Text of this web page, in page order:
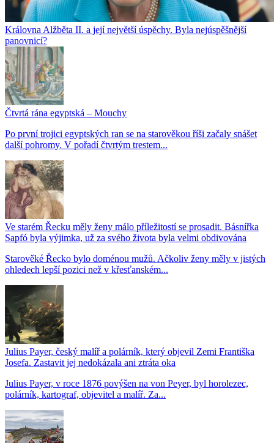
Královna Alžběta II. a její největší úspěchy. Byla nejúspěšnější
panovnicí?
Čtvrtá rána egyptská – Mouchy
Po první trojici egyptských ran se na starověkou říši začaly snášet
další pohromy. V pořadí čtvrtým trestem...
Ve starém Řecku měly ženy málo příležitostí se prosadit. Básnířka
Sapfó byla výjimka, už za svého života byla velmi obdivována
Starověké Řecko bylo doménou mužů. Ačkoliv ženy měly v jistých
ohledech lepší pozici než v křesťanském...
Julius Payer, český malíř a polárník, který objevil Zemi Františka
Josefa. Zastavit jej nedokázala ani ztráta oka
Julius Payer, v roce 1876 povýšen na von Peyer, byl horolezec,
polárník, kartograf, objevitel a malíř. Za...